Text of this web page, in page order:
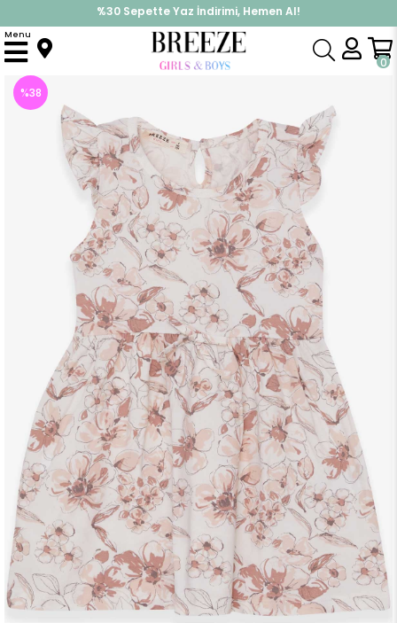
%30 Sepette Yaz İndirimi, Hemen Al!
İndirimlere ek %10 İndirimi Kap, Hemen Üye Ol!
0
Menu
Anasayfa Elbise Modelleri Yazlık Elbise Kız Çocuk Elbise Çiçek Desenli Ekru (4 Yaş)
%38